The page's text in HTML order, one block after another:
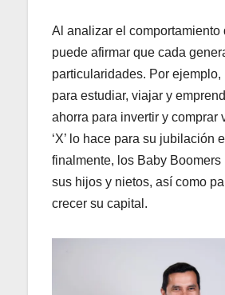
Al analizar el comportamiento
puede afirmar que cada
particularidades. Por ejemplo,
para estudiar, viajar y
ahorra para invertir y comprar
‘X’ lo hace para su jubilación
finalmente, los Baby Boomers
sus hijos y nietos, así como
crecer su capital.